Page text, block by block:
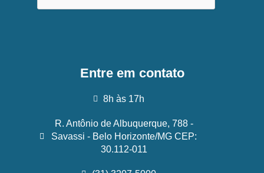
Entre em contato
8h às 17h
R. Antônio de Albuquerque, 788 -
Savassi - Belo Horizonte/MG CEP:
30.112-011